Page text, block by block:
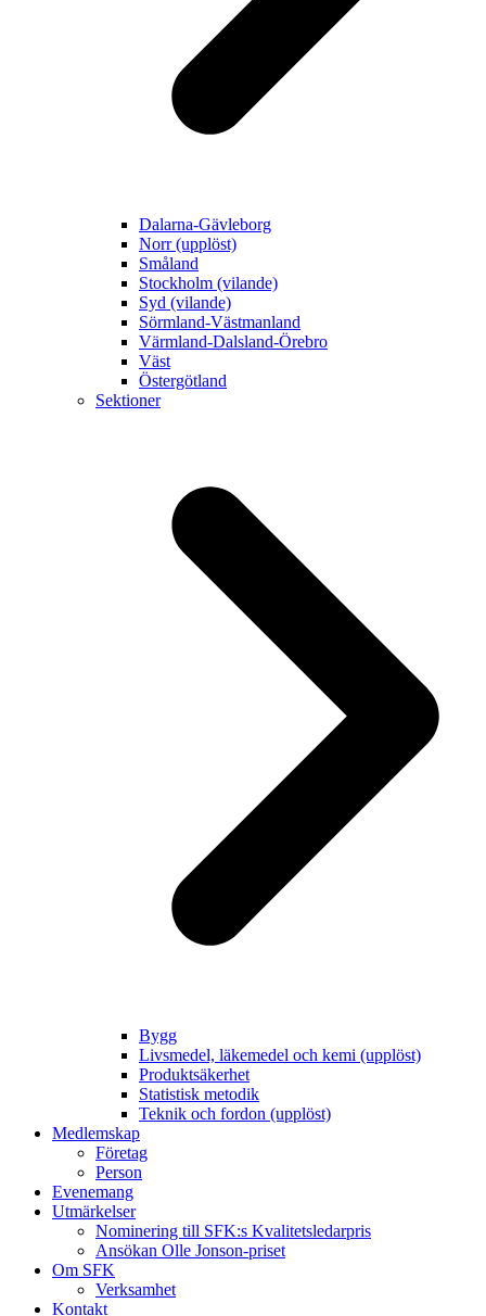
Dalarna-Gävleborg
Norr (upplöst)
Småland
Stockholm (vilande)
Syd (vilande)
Sörmland-Västmanland
Värmland-Dalsland-Örebro
Väst
Östergötland
Sektioner
Bygg
Livsmedel, läkemedel och kemi (upplöst)
Produktsäkerhet
Statistisk metodik
Teknik och fordon (upplöst)
Medlemskap
Företag
Person
Evenemang
Utmärkelser
Nominering till SFK:s Kvalitetsledarpris
Ansökan Olle Jonson-priset
Om SFK
Verksamhet
Kontakt